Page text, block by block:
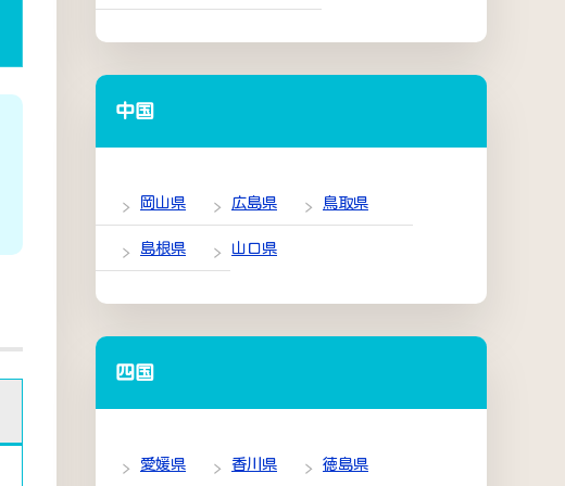
中国
岡山県 広島県 鳥取県
島根県 山口県
四国
愛媛県 香川県 徳島県